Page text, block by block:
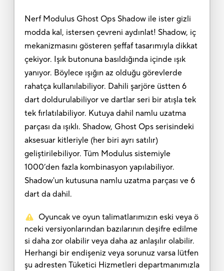
Nerf Modulus Ghost Ops Shadow ile ister gizli
modda kal, istersen çevreni aydınlat! Shadow, iç
mekanizmasını gösteren şeffaf tasarımıyla dikkat
çekiyor. Işık butonuna basıldığında içinde ışık
yanıyor. Böylece ışığın az olduğu görevlerde
rahatça kullanılabiliyor. Dahili şarjöre üstten 6
dart doldurulabiliyor ve dartlar seri bir atışla tek
tek fırlatılabiliyor. Kutuya dahil namlu uzatma
parçası da ışıklı. Shadow, Ghost Ops serisindeki
aksesuar kitleriyle (her biri ayrı satılır)
geliştirilebiliyor. Tüm Modulus sistemiyle
1000’den fazla kombinasyon yapılabiliyor.
Shadow'un kutusuna namlu uzatma parçası ve 6
dart da dahil.
Oyuncak ve oyun talimatlarımızın eski veya ö
nceki versiyonlarından bazılarının deşifre edilme
si daha zor olabilir veya daha az anlaşılır olabilir.
Herhangi bir endişeniz veya sorunuz varsa lütfen
şu adresten Tüketici Hizmetleri departmanımızla